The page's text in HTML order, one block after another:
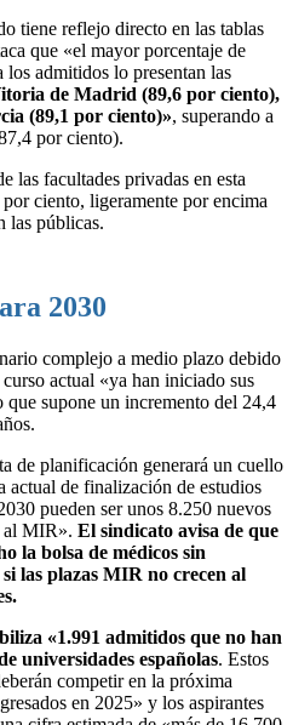
tiene reflejo directo en las tablas
que «el mayor porcentaje de
los admitidos lo presentan las
de Madrid (89,6 por ciento),
(89,1 por ciento)», superando a
por ciento).
las facultades privadas en esta
ciento, ligeramente por encima
las públicas.
2030
complejo a medio plazo debido
actual «ya han iniciado sus
supone un incremento del 24,4
de planificación generará un cuello
actual de finalización de estudios
pueden ser unos 8.250 nuevos
al MIR». El sindicato avisa de que
la bolsa de médicos sin
las plazas MIR no crecen al
«1.991 admitidos que no han
universidades españolas. Estos
competir en la próxima
en 2025» y los aspirantes